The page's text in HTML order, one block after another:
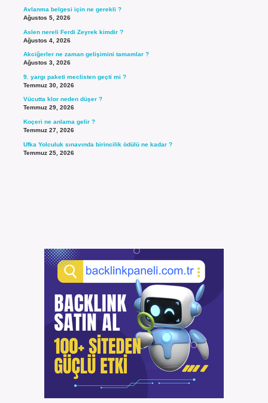
Avlanma belgesi için ne gerekli ?
Ağustos 5, 2026
Aslen nereli Ferdi Zeyrek kimdir ?
Ağustos 4, 2026
Akciğerler ne zaman gelişimini tamamlar ?
Ağustos 3, 2026
9. yargı paketi meclisten geçti mi ?
Temmuz 30, 2026
Vücutta klor neden düşer ?
Temmuz 29, 2026
Koçeri ne anlama gelir ?
Temmuz 27, 2026
Ufka Yolculuk sınavında birincilik ödülü ne kadar ?
Temmuz 25, 2026